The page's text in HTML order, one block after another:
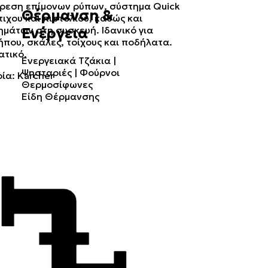
Θέρμανση &
Ενέργεια
Ενεργειακά Τζάκια |
Ψησταριές | Φούρνοι
Θερμοσίφωνες
Είδη Θέρμανσης
επίμονων ρύπων, σύστημα Quick
και πιστολιού, καθώς και
στη συσκευή. Ιδανικό για
σκάλες, τοίχους και ποδήλατα.
Karcher